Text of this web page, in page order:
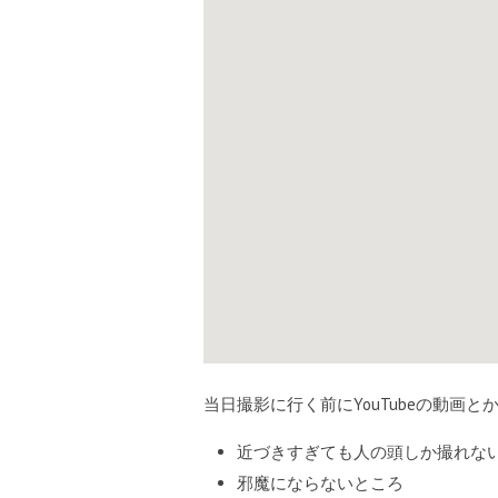
当日撮影に行く前にYouTubeの動画とか
近づきすぎても人の頭しか撮れな
邪魔にならないところ